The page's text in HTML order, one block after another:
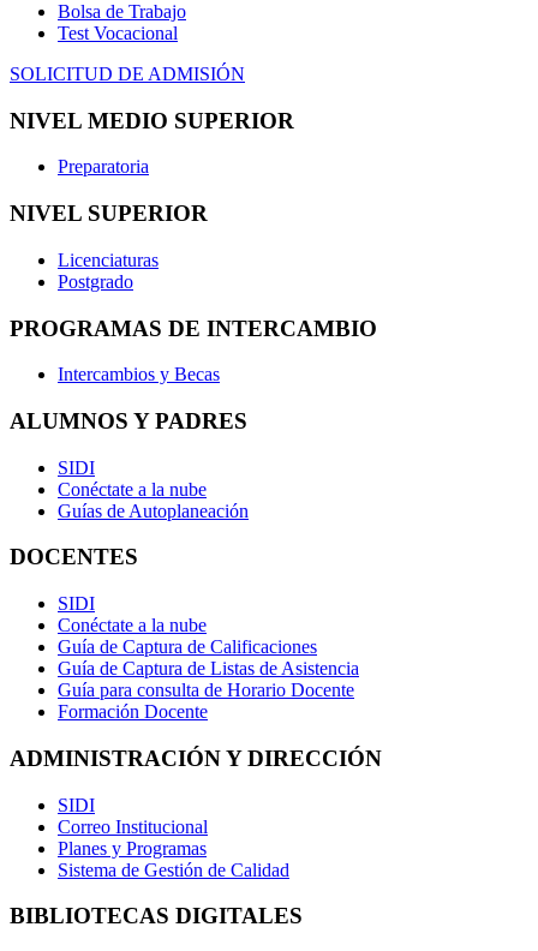
Bolsa de Trabajo
Test Vocacional
SOLICITUD DE ADMISIÓN
NIVEL MEDIO SUPERIOR
Preparatoria
NIVEL SUPERIOR
Licenciaturas
Postgrado
PROGRAMAS DE INTERCAMBIO
Intercambios y Becas
ALUMNOS Y PADRES
SIDI
Conéctate a la nube
Guías de Autoplaneación
DOCENTES
SIDI
Conéctate a la nube
Guía de Captura de Calificaciones
Guía de Captura de Listas de Asistencia
Guía para consulta de Horario Docente
Formación Docente
ADMINISTRACIÓN Y DIRECCIÓN
SIDI
Correo Institucional
Planes y Programas
Sistema de Gestión de Calidad
BIBLIOTECAS DIGITALES